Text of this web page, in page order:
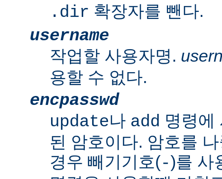
.dir 확장자를 뺀다.
username
작업할 사용자명.
용할 수 없다.
encpasswd
update나 add 명령에
된 암호이다. 암호를
경우 빼기기호(-)를 사